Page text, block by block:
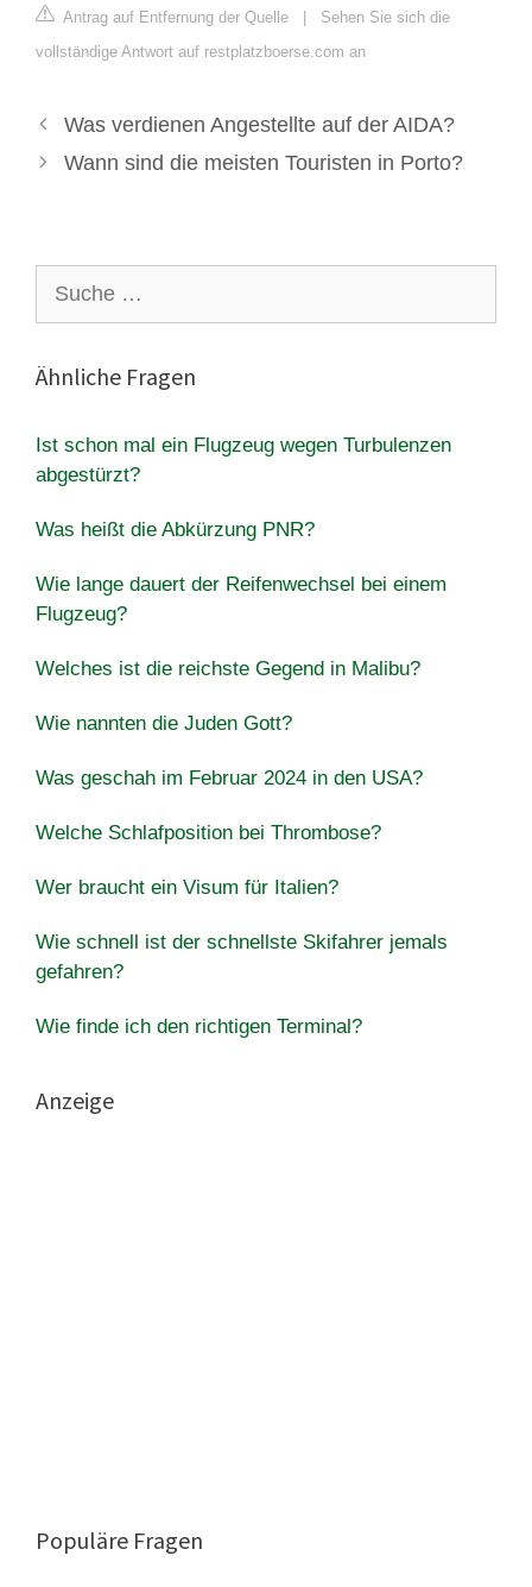
Antrag auf Entfernung der Quelle | Sehen Sie sich die
vollständige Antwort auf restplatzboerse.com an
Was verdienen Angestellte auf der AIDA?
Wann sind die meisten Touristen in Porto?
nach:
Ähnliche Fragen
Ist schon mal ein Flugzeug wegen Turbulenzen
abgestürzt?
Was heißt die Abkürzung PNR?
Wie lange dauert der Reifenwechsel bei einem
Flugzeug?
Welches ist die reichste Gegend in Malibu?
Wie nannten die Juden Gott?
Was geschah im Februar 2024 in den USA?
Welche Schlafposition bei Thrombose?
Wer braucht ein Visum für Italien?
Wie schnell ist der schnellste Skifahrer jemals
gefahren?
Wie finde ich den richtigen Terminal?
Anzeige
Populäre Fragen